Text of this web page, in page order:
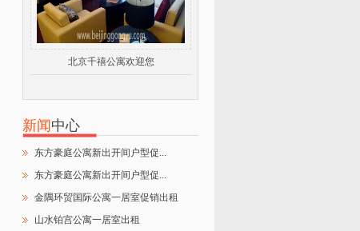
北京千禧公寓欢迎您
新闻 中心
东方豪庭公寓新出开间户型促...
东方豪庭公寓新出开间户型促...
金隅环贸国际公寓一居室促销出租
山水铂宫公寓一居室出租